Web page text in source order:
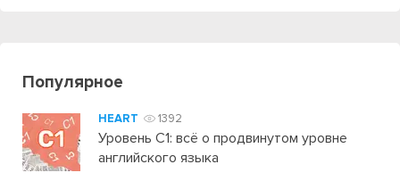
Популярное
HEART 1392
Уровень C1: всё о продвинутом уровне
английского языка